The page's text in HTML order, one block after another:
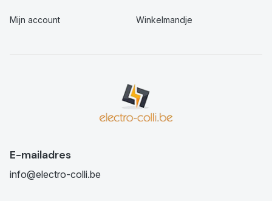
Mijn account Winkelmandje
E-mailadres
info@electro-colli.be